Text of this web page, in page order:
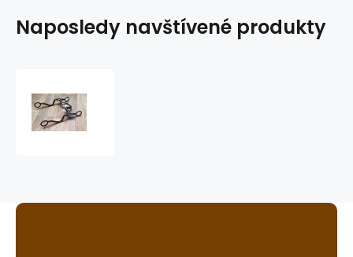
Naposledy navštívené produkty